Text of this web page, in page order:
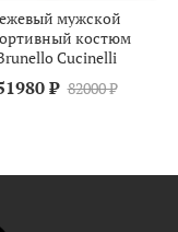
мужской
костюм
Cucinelli
₽ 82000 ₽